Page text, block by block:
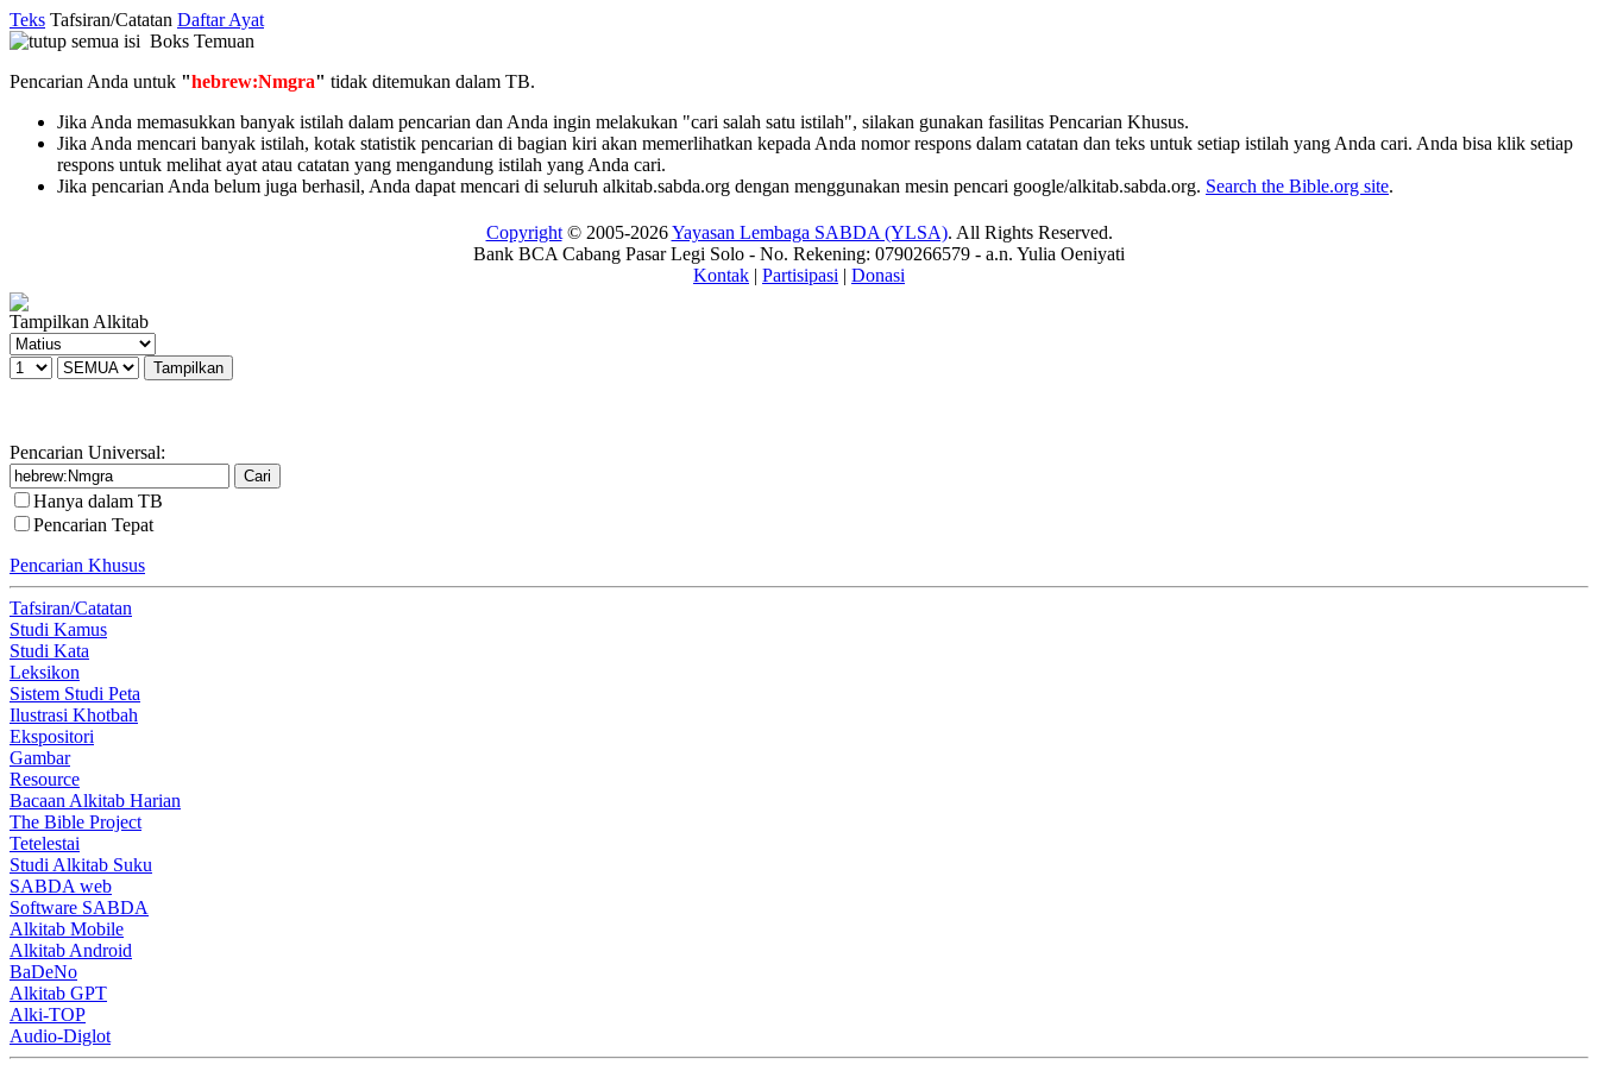
Teks Tafsiran/Catatan Daftar Ayat
Boks Temuan
Pencarian Anda untuk "hebrew:Nmgra" tidak ditemukan dalam TB.
Jika Anda memasukkan banyak istilah dalam pencarian dan Anda ingin melakukan "cari salah satu istilah", silakan gunakan fasilitas Pencarian Khusus.
Jika Anda mencari banyak istilah, kotak statistik pencarian di bagian kiri akan memerlihatkan kepada Anda nomor respons dalam catatan dan teks untuk setiap istilah yang Anda cari. Anda bisa klik setiap
respons untuk melihat ayat atau catatan yang mengandung istilah yang Anda cari.
Jika pencarian Anda belum juga berhasil, Anda dapat mencari di seluruh alkitab.sabda.org dengan menggunakan mesin pencari google/alkitab.sabda.org. Search the Bible.org site.
Copyright© 2005-2026Yayasan Lembaga SABDA (YLSA). All Rights Reserved.
Bank BCA Cabang Pasar Legi Solo - No. Rekening: 0790266579 - a.n. Yulia Oeniyati
Kontak | Partisipasi | Donasi
Tampilkan Alkitab
Pencarian Universal:
Hanya dalam TB
Pencarian Tepat
Pencarian Khusus
Tafsiran/Catatan
Studi Kamus
Studi Kata
Leksikon
Sistem Studi Peta
Ilustrasi Khotbah
Ekspositori
Gambar
Resource
Bacaan Alkitab Harian
The Bible Project
Tetelestai
Studi Alkitab Suku
SABDA web
Software SABDA
Alkitab Mobile
Alkitab Android
BaDeNo
Alkitab GPT
Alki-TOP
Audio-Diglot